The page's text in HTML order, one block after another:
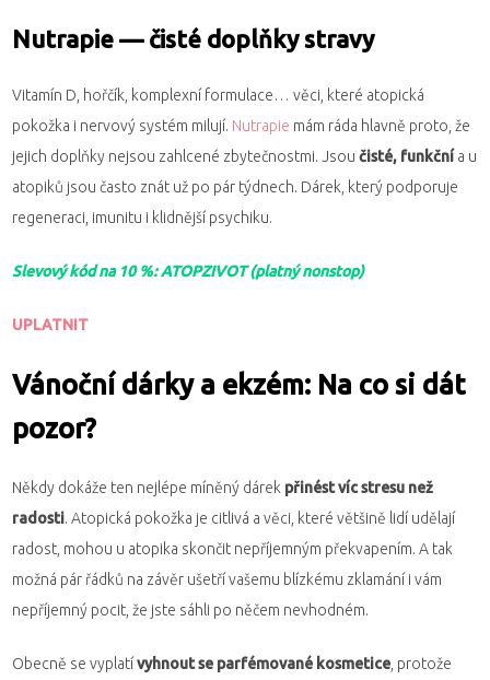
Nutrapie — čisté doplňky stravy
Vitamín D, hořčík, komplexní formulace… věci, které atopická
pokožka i nervový systém milují. Nutrapie mám ráda hlavně proto, že
jejich doplňky nejsou zahlcené zbytečnostmi. Jsoučisté, funkční a u
atopiků jsou často znát už po pár týdnech. Dárek, který podporuje
regeneraci, imunitu i klidnější psychiku.
Slevový kód na 10 %: ATOPZIVOT (platný nonstop)
UPLATNIT
Vánoční dárky a ekzém: Na co si dát
pozor?
Někdy dokáže ten nejlépe míněný dárek přinést víc stresu než
radosti. Atopická pokožka je citlivá a věci, které většině lidí udělají
radost, mohou u atopika skončit nepříjemným překvapením. A tak
možná pár řádků na závěr ušetří vašemu blízkému zklamání i vám
nepříjemný pocit, že jste sáhli po něčem nevhodném.
Obecně se vyplatívyhnout se parfémované kosmetice, protože